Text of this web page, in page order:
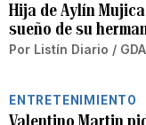
Hija de Aylín
sueño de su
Por Listín Diario / GDA
ENTRETENIMIENTO
Valentino Martin